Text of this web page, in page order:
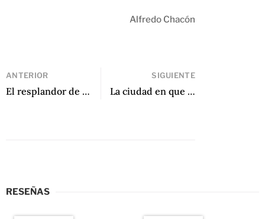
Alfredo Chacón
ANTERIOR
El resplandor de la derrota de Miguel Castillo
SIGUIENTE
La ciudad en que no estás de Margarita Saona
RESEÑAS